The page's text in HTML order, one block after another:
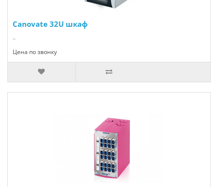
Canovate 32U шкаф
..
Цена по звонку